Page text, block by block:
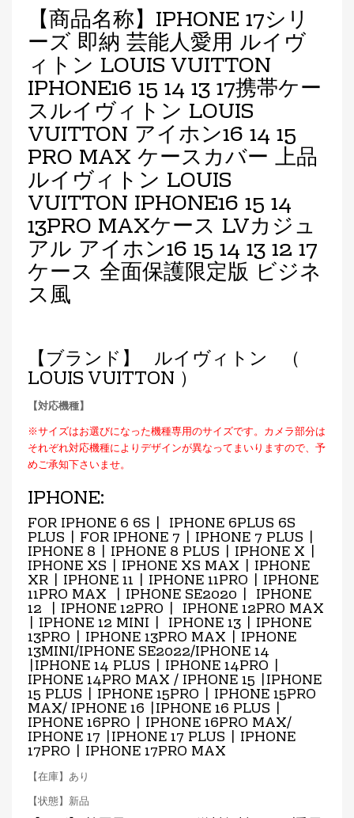
【商品名称】IPHONE 17シリ
ーズ 即納 芸能人愛用 ルイヴ
ィトン LOUIS VUITTON
IPHONE16 15 14 13 17携帯ケー
スルイヴィトン LOUIS
VUITTON アイホン16 14 15
PRO MAX ケースカバー 上品
ルイヴィトン LOUIS
VUITTON IPHONE16 15 14
13PRO MAXケース LVカジュ
アル アイホン16 15 14 13 12 17
ケース 全面保護限定版 ビジネ
ス風
【ブランド】 ルイヴィトン （
LOUIS VUITTON ）
【対応機種】
※サイズはお選びになった機種専用のサイズです。カメラ部分は
それぞれ対応機種によりデザインが異なってまいりますので、予
めご承知下さいませ。
IPHONE:
FOR IPHONE 6 6S | IPHONE 6PLUS 6S
PLUS | FOR IPHONE 7 | IPHONE 7 PLUS |
IPHONE 8 | IPHONE 8 PLUS | IPHONE X |
IPHONE XS | IPHONE XS MAX | IPHONE
XR | IPHONE 11 | IPHONE 11PRO | IPHONE
11PRO MAX | IPHONE SE2020 | IPHONE
12 | IPHONE 12PRO | IPHONE 12PRO MAX
| IPHONE 12 MINI | IPHONE 13 | IPHONE
13PRO | IPHONE 13PRO MAX | IPHONE
13MINI/IPHONE SE2022/IPHONE 14
|IPHONE 14 PLUS | IPHONE 14PRO |
IPHONE 14PRO MAX / IPHONE 15 |IPHONE
15 PLUS | IPHONE 15PRO | IPHONE 15PRO
MAX/ IPHONE 16 |IPHONE 16 PLUS |
IPHONE 16PRO | IPHONE 16PRO MAX/
IPHONE 17 |IPHONE 17 PLUS | IPHONE
17PRO | IPHONE 17PRO MAX
【在庫】あり
【状態】新品